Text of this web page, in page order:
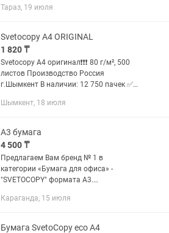
Тараз, 19 июля
Svetocopy A4 ORIGINAL
1 820 ₸
Svetocopy A4 оригинал❗️❗️❗️ 80 г/м², 500
листов Производство Россия
г.Шымкент В наличии: 12 750 пачек ✅
принтеров и офисов ✅ Опт и крупный
Шымкент, 18 июля
А3 бумага
4 500 ₸
Предлагаем Вам бренд № 1 в
категории «Бумага для офиса» -
"SVETOCOPY" формата А3.
плотность и высокая степень белизны -
бумаги...
Караганда, 15 июля
Бумага SvetoCopy eco A4